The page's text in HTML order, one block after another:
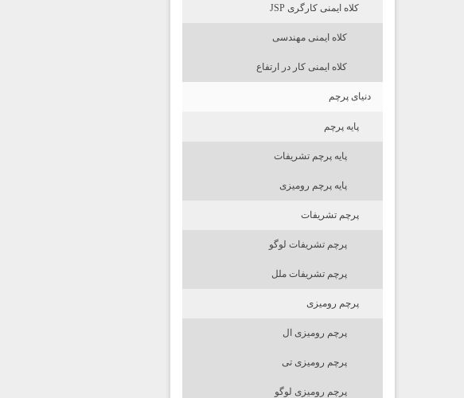
کلاه ایمنی کارگری JSP
کلاه ایمنی مهندسی
کلاه ایمنی کار در ارتفاع
دنیای پرچم
پایه پرچم
پایه پرچم تشریفات
پایه پرچم رومیزی
پرچم تشریفات
پرچم تشریفات لوگو
پرچم تشریفات ملل
پرچم رومیزی
پرچم رومیزی ال
پرچم رومیزی تی
پرچم رومیزی لوگو